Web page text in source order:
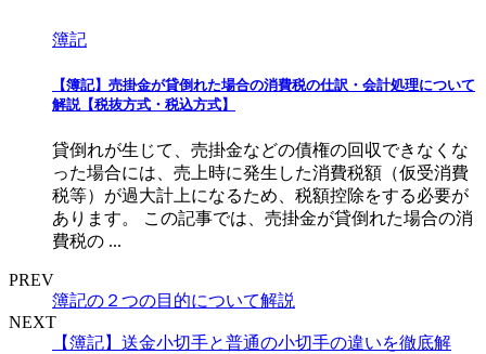
簿記
【簿記】売掛金が貸倒れた場合の消費税の仕訳・会計処理について
解説【税抜方式・税込方式】
貸倒れが生じて、売掛金などの債権の回収できなくな
った場合には、売上時に発生した消費税額（仮受消費
税等）が過大計上になるため、税額控除をする必要が
あります。 この記事では、売掛金が貸倒れた場合の消
費税の ...
PREV
簿記の２つの目的について解説
NEXT
【簿記】送金小切手と普通の小切手の違いを徹底解